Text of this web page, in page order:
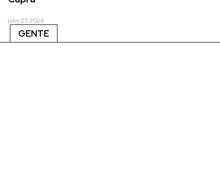
julio 27, 2026
GENTE